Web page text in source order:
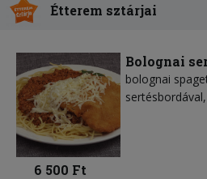
Étterem sztárjai
Bolognai
bolognai
6 500 Ft